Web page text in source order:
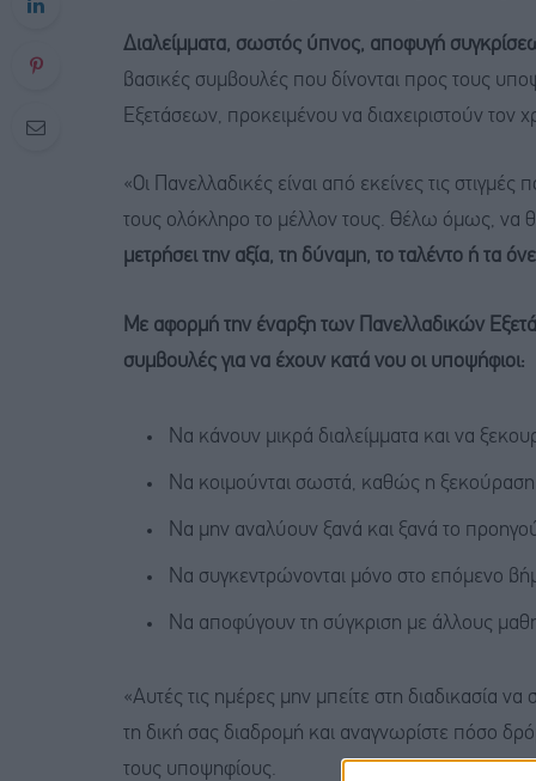
Διαλείμματα, σωστός ύπνος, αποφυγή
βασικές συμβουλές που δίνονται προς τους
Εξετάσεων, προκειμένου να διαχειριστούν τον
«Οι Πανελλαδικές είναι από εκείνες τις
τους ολόκληρο το μέλλον τους. Θέλω όμως, να
μετρήσει την αξία, τη δύναμη, το ταλέντο ή τα
Με αφορμή την έναρξη των Πανελλαδικών
συμβουλές για να έχουν κατά νου οι υποψήφιοι:
Να κάνουν μικρά διαλείμματα και να
Να κοιμούνται σωστά, καθώς η
Να μην αναλύουν ξανά και ξανά το
Να συγκεντρώνονται μόνο στο επόμενο
Να αποφύγουν τη σύγκριση με άλλους
«Αυτές τις ημέρες μην μπείτε στη διαδικασία
τη δική σας διαδρομή και αναγνωρίστε πόσο
τους υποψηφίους.